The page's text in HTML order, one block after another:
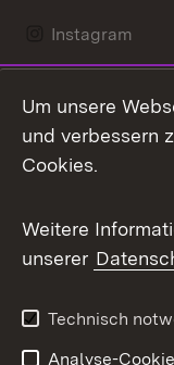
Instagram
Mastodon
Messenger
Social Wall
X / Twitter
Youtube
Um unsere
und verbessern
Cookies.
Weitere
unserer
Technisch
Analyse-